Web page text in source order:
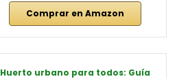
Comprar en Amazon
Huerto urbano para todos: Guía